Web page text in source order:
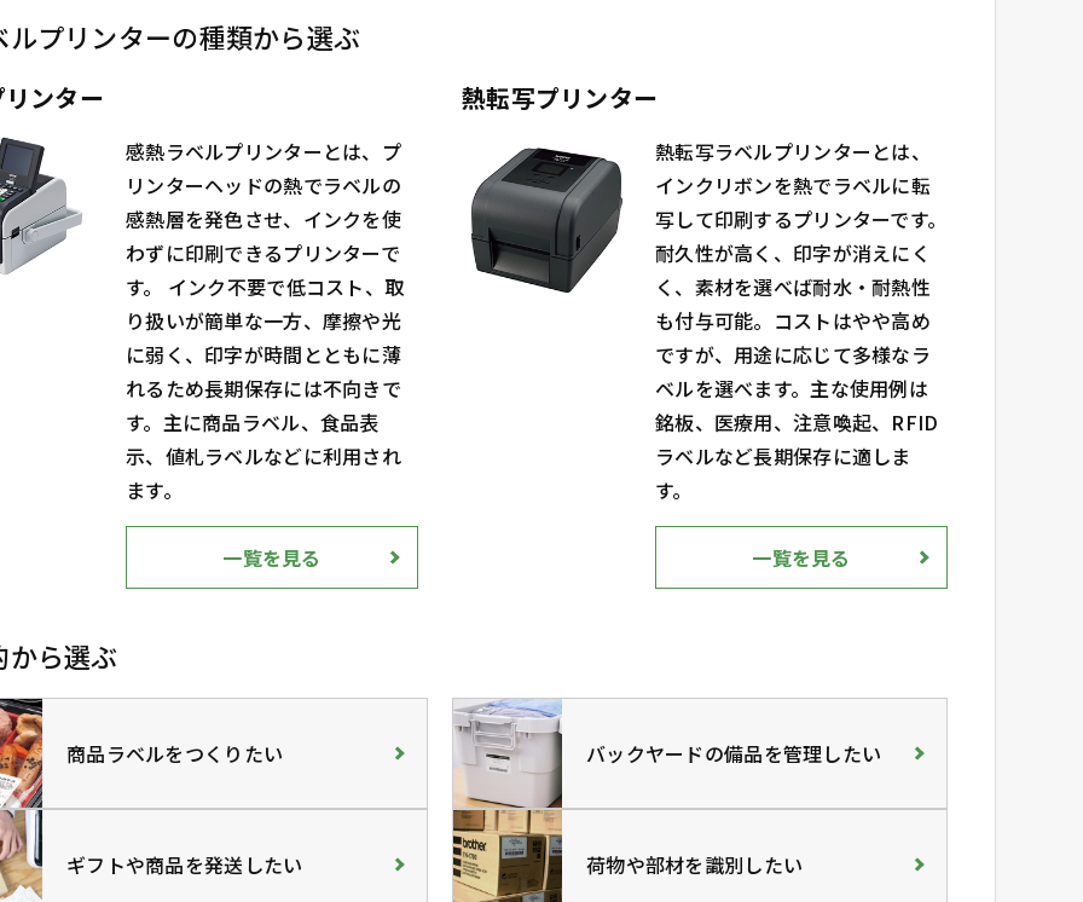
ルプリンターの種類から選ぶ
ンター
感熱ラベルプリンターとは、プ
リンターヘッドの熱でラベルの
感熱層を発色させ、インクを使
わずに印刷できるプリンターで
す。 インク不要で低コスト、取
り扱いが簡単な一方、摩擦や光
に弱く、印字が時間とともに薄
れるため長期保存には不向きで
す。主に商品ラベル、食品表
示、値札ラベルなどに利用され
ます。
一覧を見る
熱転写プリンター
熱転写ラベルプリンターとは、
インクリボンを熱でラベルに転
写して印刷するプリンターです。
耐久性が高く、印字が消えにく
く、素材を選べば耐水・耐熱性
も付与可能。コストはやや高め
ですが、用途に応じて多様なラ
ベルを選べます。主な使用例は
銘板、医療用、注意喚起、RFID
ラベルなど長期保存に適しま
す。
一覧を見る
から選ぶ
商品ラベルをつくりたい バックヤードの備品を管理したい
ギフトや商品を発送したい 荷物や部材を識別したい